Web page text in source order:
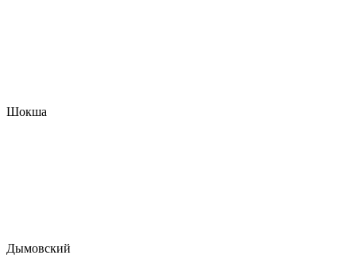
Шокша
Дымовский